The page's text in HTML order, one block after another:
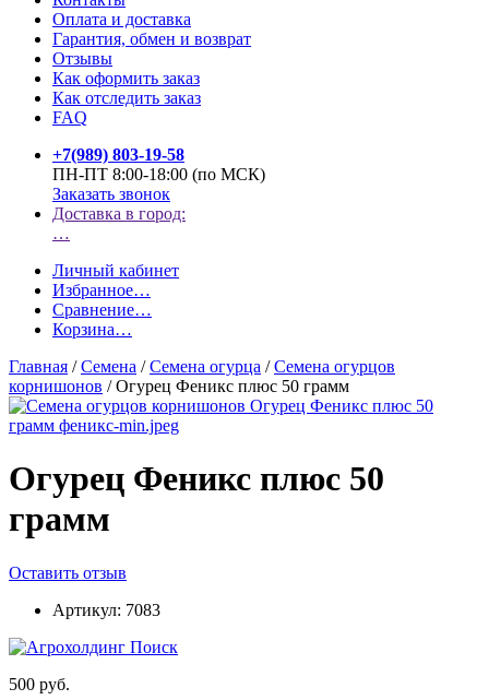
Оплата и доставка
Гарантия, обмен и возврат
Отзывы
Как оформить заказ
Как отследить заказ
FAQ
+7(989) 803-19-58
ПН-ПТ 8:00-18:00 (по МСК)
Заказать звонок
Доставка в город:
…
Личный кабинет
Избранное…
Сравнение…
Корзина…
Главная /Семена /Семена огурца /Семена огурцов
корнишонов /Огурец Феникс плюс 50 грамм
Огурец Феникс плюс 50
грамм
Оставить отзыв
Артикул: 7083
500 руб.